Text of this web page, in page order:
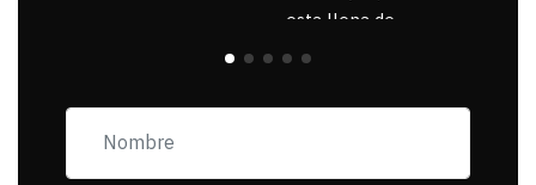
esta llena de
pancartas de
exigiendo al asesino